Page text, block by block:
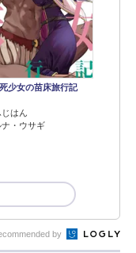
少女の苗床旅行記
はん
ナ・ウサギ
by